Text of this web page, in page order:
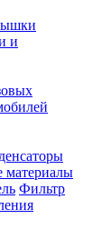
и
материалы
Фильтр